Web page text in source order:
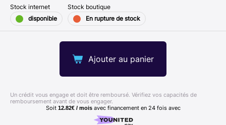
Ajouter au panier
Soit 12.82€ / mois avec financement en 24 fois avec
Un crédit vous engage et doit être remboursé. Vérifiez vos capacités de
remboursement avant de vous engager.
Stock internet
disponible
Stock boutique
En rupture de stock